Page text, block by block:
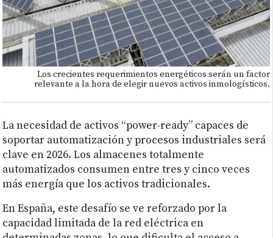
Los crecientes requerimientos energéticos serán un factor
relevante a la hora de elegir nuevos activos inmologísticos.
La necesidad de activos “power-ready” capaces de
soportar automatización y procesos industriales será
clave en 2026. Los almacenes totalmente
automatizados consumen entre tres y cinco veces
más energía que los activos tradicionales.
En España, este desafío se ve reforzado por la
capacidad limitada de la red eléctrica en